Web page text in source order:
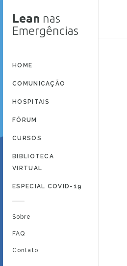
Lean nas
Emergências
HOME
COMUNICAÇÃO
HOSPITAIS
FÓRUM
CURSOS
BIBLIOTECA
VIRTUAL
ESPECIAL COVID-19
Sobre
FAQ
Contato